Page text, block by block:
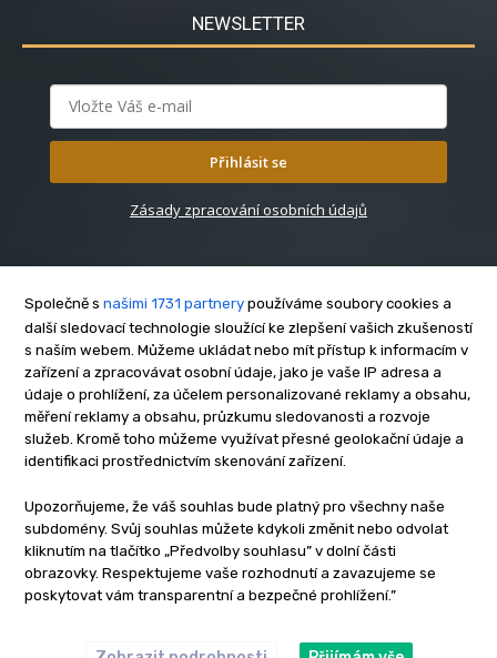
NEWSLETTER
Přihlásit se
Zásady zpracování osobních údajů
O nás
Kontakt
Reklama
Zásady soukromí
Cookies
Etický kodex
Redakce
InRybar.cz.
Společně s našimi 1731 partnery používáme soubory cookies a
další sledovací technologie sloužící ke zlepšení vašich zkušeností
s naším webem. Můžeme ukládat nebo mít přístup k informacím v
zařízení a zpracovávat osobní údaje, jako je vaše IP adresa a
údaje o prohlížení, za účelem personalizované reklamy a obsahu,
měření reklamy a obsahu, průzkumu sledovanosti a rozvoje
služeb. Kromě toho můžeme využívat přesné geolokační údaje a
identifikaci prostřednictvím skenování zařízení.
Upozorňujeme, že váš souhlas bude platný pro všechny naše
subdomény. Svůj souhlas můžete kdykoli změnit nebo odvolat
kliknutím na tlačítko „Předvolby souhlasu” v dolní části
obrazovky. Respektujeme vaše rozhodnutí a zavazujeme se
poskytovat vám transparentní a bezpečné prohlížení.”